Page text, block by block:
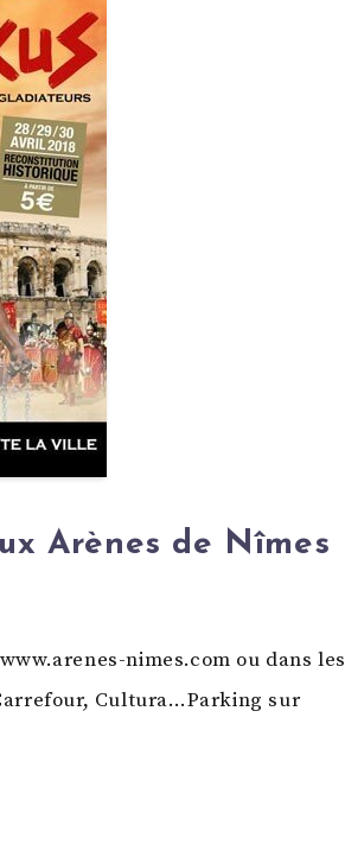
Arènes de Nîmes
nimes.com ou dans les
Cultura…Parking sur